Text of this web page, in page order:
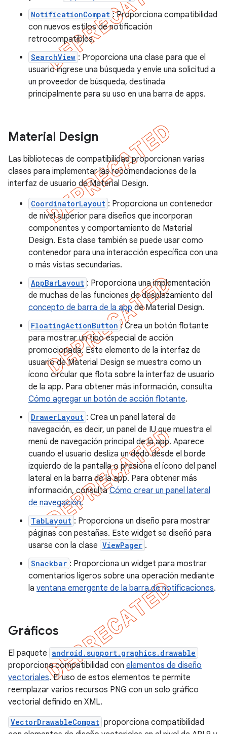
NotificationCompat : Proporciona compatibilidad
con nuevos estilos de notificación
retrocompatibles.
SearchView : Proporciona una clase para que el
usuario ingrese una búsqueda y envíe una solicitud a
un proveedor de búsqueda, destinada
principalmente para su uso en una barra de apps.
Material Design
Las bibliotecas de compatibilidad proporcionan varias
clases para implementar las recomendaciones de la
interfaz de usuario de Material Design.
CoordinatorLayout : Proporciona un contenedor
de nivel superior para diseños que incorporan
componentes y comportamiento de Material
Design. Esta clase también se puede usar como
contenedor para una interacción específica con una
o más vistas secundarias.
AppBarLayout : Proporciona una implementación
de muchas de las funciones de desplazamiento del
concepto de barra de la app de Material Design.
FloatingActionButton : Crea un botón flotante
para mostrar un tipo especial de acción
promocionada. Este elemento de la interfaz de
usuario de Material Design se muestra como un
ícono circular que flota sobre la interfaz de usuario
de la app. Para obtener más información, consulta
Cómo agregar un botón de acción flotante.
DrawerLayout : Crea un panel lateral de
navegación, es decir, un panel de IU que muestra el
menú de navegación principal de la app. Aparece
cuando el usuario desliza un dedo desde el borde
izquierdo de la pantalla o presiona el ícono del panel
lateral en la barra de la app. Para obtener más
información, consultaCómo crear un panel lateral
de navegación.
TabLayout : Proporciona un diseño para mostrar
páginas con pestañas. Este widget se diseñó para
usarse con la clase ViewPager .
Snackbar : Proporciona un widget para mostrar
comentarios ligeros sobre una operación mediante
la ventana emergente de la barra de notificaciones.
Gráficos
El paquete android.support.graphics.drawable
proporciona compatibilidad con elementos de diseño
vectoriales. El uso de estos elementos te permite
reemplazar varios recursos PNG con un solo gráfico
vectorial definido en XML.
VectorDrawableCompat proporciona compatibilidad